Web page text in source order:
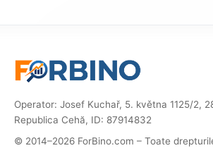
Operator: Josef Kuchař, 5. května 1125/2,
Republica Cehă, ID: 87914832
© 2014–2026 ForBino.com – Toate